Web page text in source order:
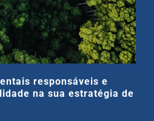
responsáveis e
na sua estratégia de